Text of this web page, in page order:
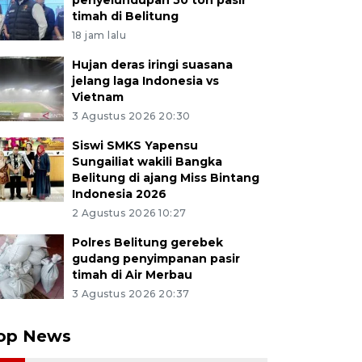
timah di Belitung
18 jam lalu
Hujan deras iringi suasana
jelang laga Indonesia vs
Vietnam
3 Agustus 2026 20:30
Siswi SMKS Yapensu
Sungailiat wakili Bangka
Belitung di ajang Miss Bintang
Indonesia 2026
2 Agustus 2026 10:27
Polres Belitung gerebek
gudang penyimpanan pasir
timah di Air Merbau
3 Agustus 2026 20:37
News